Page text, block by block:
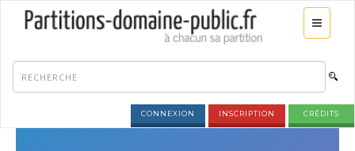
CONNEXION INSCRIPTION CRÉDITS